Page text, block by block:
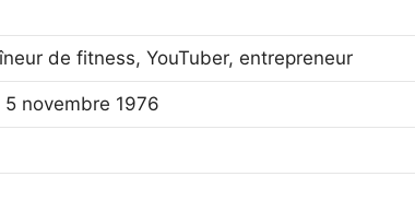
de fitness, YouTuber, entrepreneur
novembre 1976